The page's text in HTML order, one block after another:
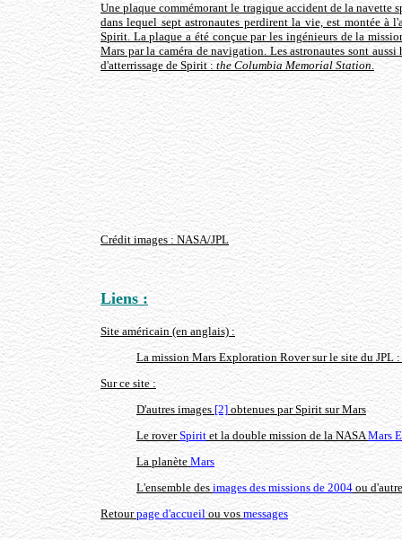
Une plaque commémorant le tragique accident de la navette
dans lequel sept astronautes perdirent la vie, est montée à
Spirit. La plaque a été conçue par les ingénieurs de la
Mars par la caméra de navigation. Les astronautes sont
d'atterrissage de Spirit : the Columbia Memorial Station.
Crédit images : NASA/JPL
Liens :
Site américain (en anglais) :
La mission Mars Exploration Rover sur le site du JPL :
Sur ce site :
D'autres images [2] obtenues par Spirit sur Mars
Le roverSpirit et la double mission de la NASAMars
La planète Mars
L'ensemble des images des missions de 2004 ou
Retourpage d'accueilou vos messages